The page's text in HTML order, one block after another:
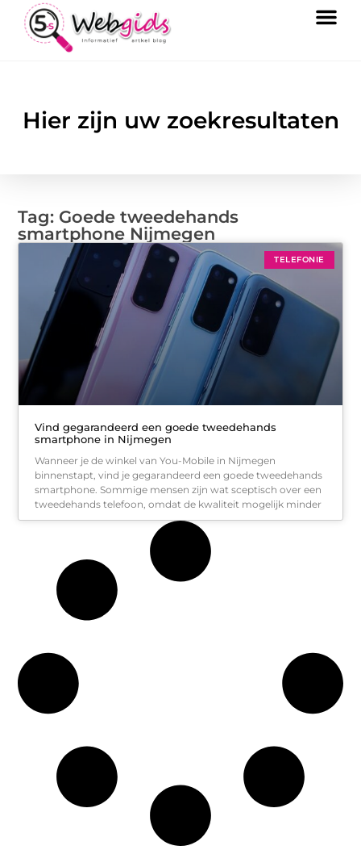
Hier zijn uw zoekresultaten
Tag: Goede tweedehands
smartphone Nijmegen
TELEFONIE
Vind gegarandeerd een goede tweedehands
smartphone in Nijmegen
Wanneer je de winkel van You-Mobile in Nijmegen
binnenstapt, vind je gegarandeerd een goede tweedehands
smartphone. Sommige mensen zijn wat sceptisch over een
tweedehands telefoon, omdat de kwaliteit mogelijk minder